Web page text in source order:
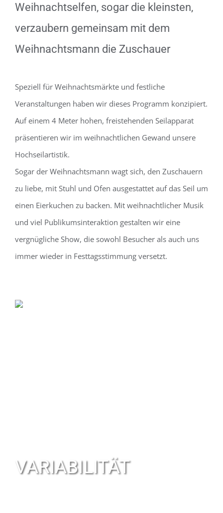
Weihnachtselfen, sogar die kleinsten,
verzaubern gemeinsam mit dem
Weihnachtsmann die Zuschauer
Speziell für Weihnachtsmärkte und festliche
Veranstaltungen haben wir dieses Programm konzipiert.
Auf einem 4 Meter hohen, freistehenden Seilapparat
präsentieren wir im weihnachtlichen Gewand unsere
Hochseilartistik.
Sogar der Weihnachtsmann wagt sich, den Zuschauern
zu liebe, mit Stuhl und Ofen ausgestattet auf das Seil um
einen Eierkuchen zu backen. Mit weihnachtlicher Musik
und viel Publikumsinteraktion gestalten wir eine
vergnügliche Show, die sowohl Besucher als auch uns
immer wieder in Festtagsstimmung versetzt.
VARIABILITÄT